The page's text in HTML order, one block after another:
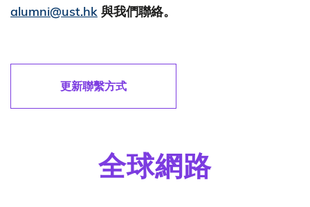
alumni@ust.hk 與我們聯絡。
更新聯繫方式
全球網路